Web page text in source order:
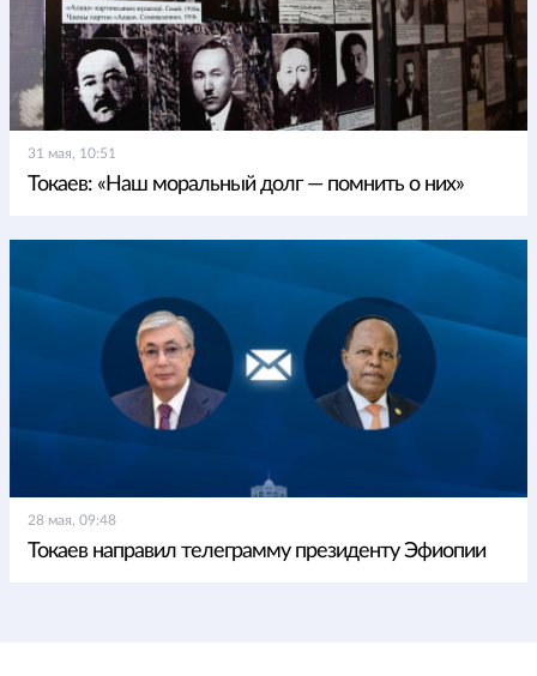
31 мая, 10:51
Токаев: «Наш моральный долг — помнить о них»
28 мая, 09:48
Токаев направил телеграмму президенту Эфиопии